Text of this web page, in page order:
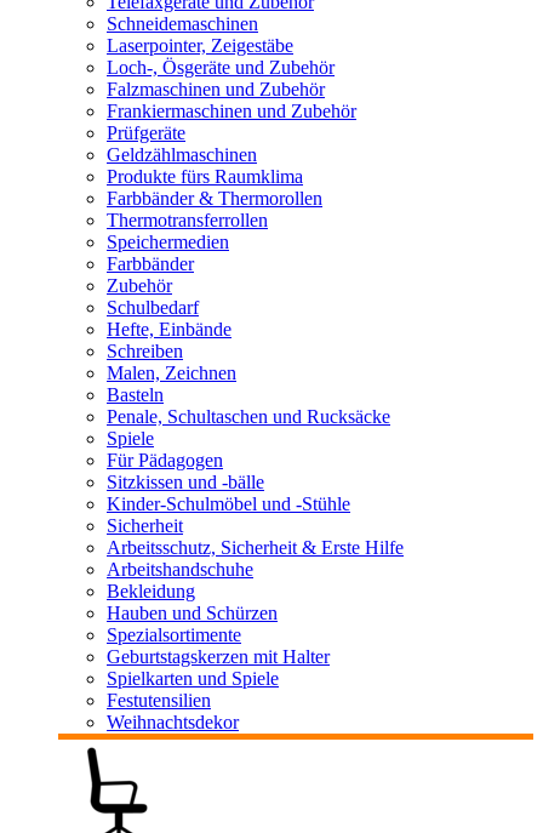
Schneidemaschinen
Laserpointer, Zeigestäbe
Loch-, Ösgeräte und Zubehör
Falzmaschinen und Zubehör
Frankiermaschinen und Zubehör
Prüfgeräte
Geldzählmaschinen
Produkte fürs Raumklima
Farbbänder & Thermorollen
Thermotransferrollen
Speichermedien
Farbbänder
Zubehör
Schulbedarf
Hefte, Einbände
Schreiben
Malen, Zeichnen
Basteln
Penale, Schultaschen und Rucksäcke
Spiele
Für Pädagogen
Sitzkissen und -bälle
Kinder-Schulmöbel und -Stühle
Sicherheit
Arbeitsschutz, Sicherheit & Erste Hilfe
Arbeitshandschuhe
Bekleidung
Hauben und Schürzen
Spezialsortimente
Geburtstagskerzen mit Halter
Spielkarten und Spiele
Festutensilien
Weihnachtsdekor